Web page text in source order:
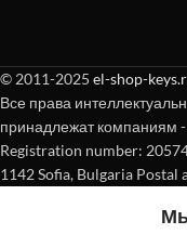
© 2011-2025 el-shop-
Все права
принадлежат компаниям
Registration number:
1142 Sofia, Bulgaria Postal